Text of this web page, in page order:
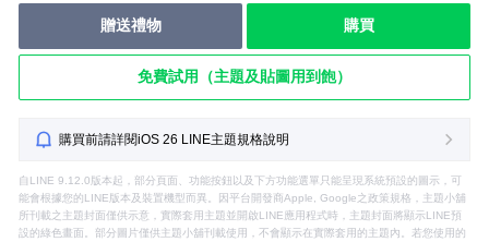
贈送禮物 購買
免費試用（主題及貼圖用到飽）
購買前請詳閱iOS 26 LINE主題規格說明
自LINE 9.12.0版本起，部分頁面、功能按鈕以及下方功能選單只能呈現系統預設的圖示，可
能會根據您的LINE版本及裝置機型而異。因平台開發商Apple, Google之政策規格，主題小舖
所刊載之主題封面僅供示意，實際套用主題並開啟LINE應用程式時，主題封面將顯示LINE預
設的綠色畫面。部分圖片僅供主題小舖刊載使用，不會顯示在實際套用的主題內。若您使用的